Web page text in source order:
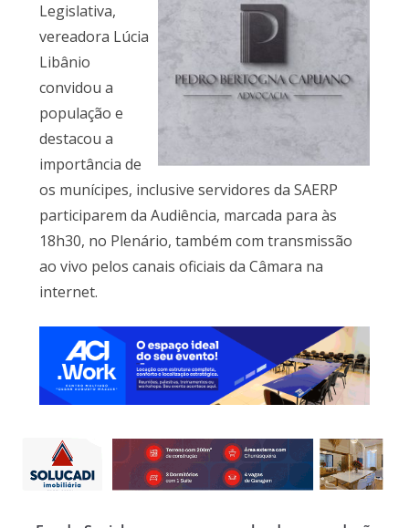
Legislativa,
vereadora Lúcia
Libânio
convidou a
população e
destacou a
importância de
os munícipes, inclusive servidores da SAERP
participarem da Audiência, marcada para às
18h30, no Plenário, também com transmissão
ao vivo pelos canais oficiais da Câmara na
internet.